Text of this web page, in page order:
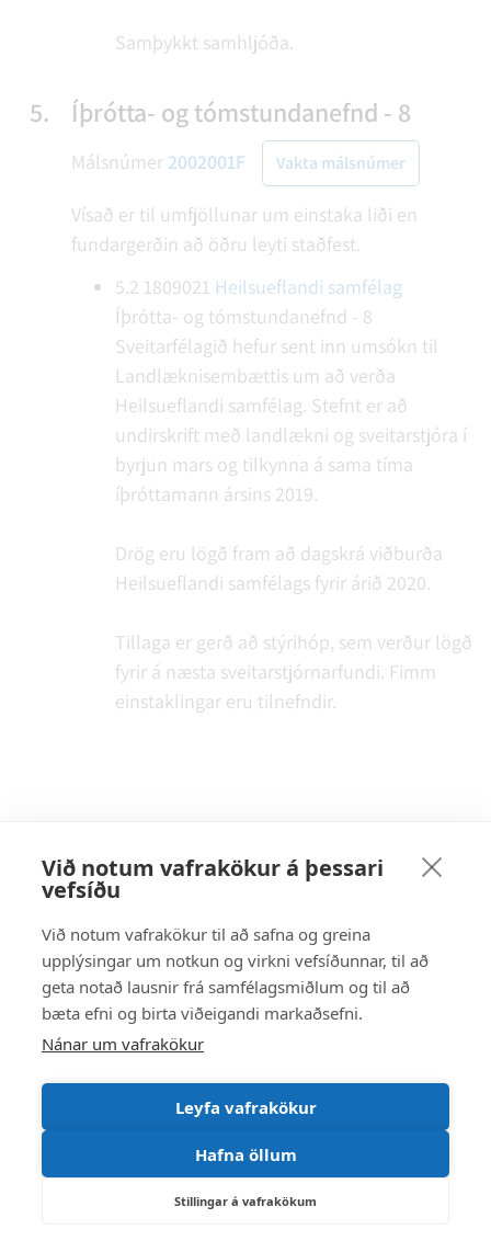
Við notum vafrakökur á þessari
vefsíðu
Við notum vafrakökur til að safna og greina
upplýsingar um notkun og virkni vefsíðunnar, til að
geta notað lausnir frá samfélagsmiðlum og til að
bæta efni og birta viðeigandi markaðsefni.
Nánar um vafrakökur
Leyfa vafrakökur
Hafna öllum
Stillingar á vafrakökum
Samþykkt samhljóða.
5. Íþrótta- og tómstundanefnd - 8
Málsnúmer 2002001F Vakta málsnúmer
Vísað er til umfjöllunar um einstaka liði en
fundargerðin að öðru leyti staðfest.
5.2 1809021 Heilsueflandi samfélag
Íþrótta- og tómstundanefnd - 8
Sveitarfélagið hefur sent inn umsókn til
Landlæknisembættis um að verða
Heilsueflandi samfélag. Stefnt er að
undirskrift með landlækni og sveitarstjóra í
byrjun mars og tilkynna á sama tíma
íþróttamann ársins 2019.
Drög eru lögð fram að dagskrá viðburða
Heilsueflandi samfélags fyrir árið 2020.
Tillaga er gerð að stýrihóp, sem verður lögð
fyrir á næsta sveitarstjórnarfundi. Fimm
einstaklingar eru tilnefndir.
staðfesti bókun Íþrótta-, og
tómstundanefndar og að eftirtalin myndi
stýrihóp um heilsueflandi samfélag:
Sigríður Hannesdóttir (f.h. eldri borgara) til
vara Jón Ragnar Björnsson, Árbjörg Sunna
Markúsdóttir (f.h. Ungmennaráðs) til vara
Goði Gnýr Guðjónsson, Ástþór Jón
Ragnheiðarson (f.h. íþróttafélaga) til vara
Guðmundur Jónasson, Steindór Tómasson